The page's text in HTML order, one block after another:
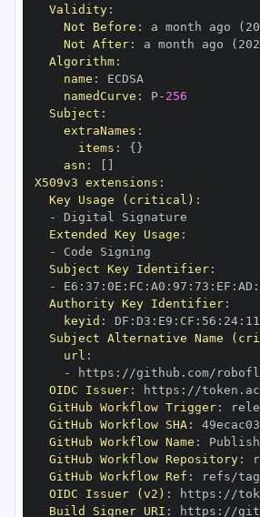
Validity:
Not Before : a month ago
Not After: a month ago
Algorithm:
name :
namedCurve : P- 256
Subject :
extraNames :
items : { }
asn :
X509v3 extensions :
Key Usage (critical) :
-
Extended Key Usage :
-
Subject Key Identifier:
-
E6 : 37 : 0E : FC : A0 : 97 : 73 : EF : AD :
Authority Key Identifier:
keyid : DF : D3 : E9 : CF : 56 : 24: 11
Subject Alternative Name
url :
-
https : //github.com/
OIDC Issuer: https :
GitHub Workflow Trigger:
GitHub Workflow SHA:
GitHub Workflow Name :
GitHub Workflow Repository:
GitHub Workflow Ref :
OIDC Issuer (v2) : https :
Build Signer URI : https : //